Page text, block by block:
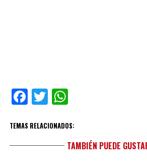
Facebook
TwitterWhatsApp
TEMAS RELACIONADOS:
TAMBIÉN PUEDE